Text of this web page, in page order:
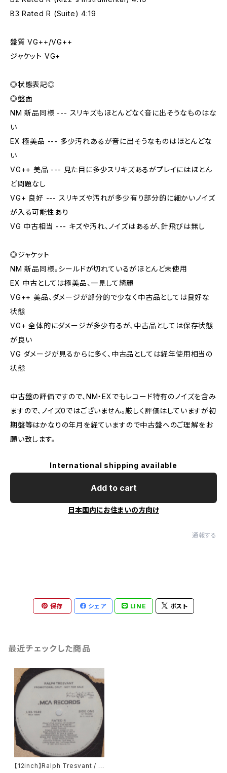
B3 Rated R (Suite) 4:19
盤質 VG++/VG++
ジャケット VG+
◎状態表記◎
◎盤面
NM 新品同様 --- スリキズもほとんどなく音に出そうなものはな
い
EX 極美品 --- 多少汚れあるが音に出そうなものはほとんどな
い
VG++ 美品 --- 見た目に多少スリキズあるがプレイにはほとん
ど問題なし
VG+ 良好 --- スリキズや汚れが多少有り部分的に細かいノイズ
が入る可能性あり
VG 中古相当 --- キズや汚れ、ノイズはあるが、針飛びは無し
◎ジャケット
NM 新品同様。シールドが切れているがほとんど未使用
EX 中古としては極美品、一見して綺麗
VG++ 美品、ダメージが部分的で少なく中古品としては良好な
状態
VG+ 全体的にダメージが多少有るが、中古品としては保存状態
が良い
VG ダメージが見るからに多く、中古品としては経年使用相当の
状態
中古盤の評価ですので、NM・EXでもレコード特有のノイズを含み
ますので、ノイズ0ではございません。厳しく評価はしていますが初
期盤等はかなりの年月を経ていますので中古盤へのご理解をお
願い致します。
International shipping available
Add to cart
日本国内にお住まいの方向け
通報する
保存 シェア LINE ポスト
最近チェックした商品
【12inch】Ralph Tresvant / R